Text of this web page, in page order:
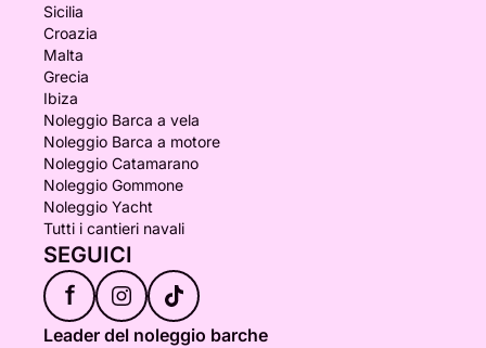
Sicilia
Croazia
Malta
Grecia
Ibiza
Noleggio Barca a vela
Noleggio Barca a motore
Noleggio Catamarano
Noleggio Gommone
Noleggio Yacht
Tutti i cantieri navali
SEGUICI
f
Leader del noleggio barche